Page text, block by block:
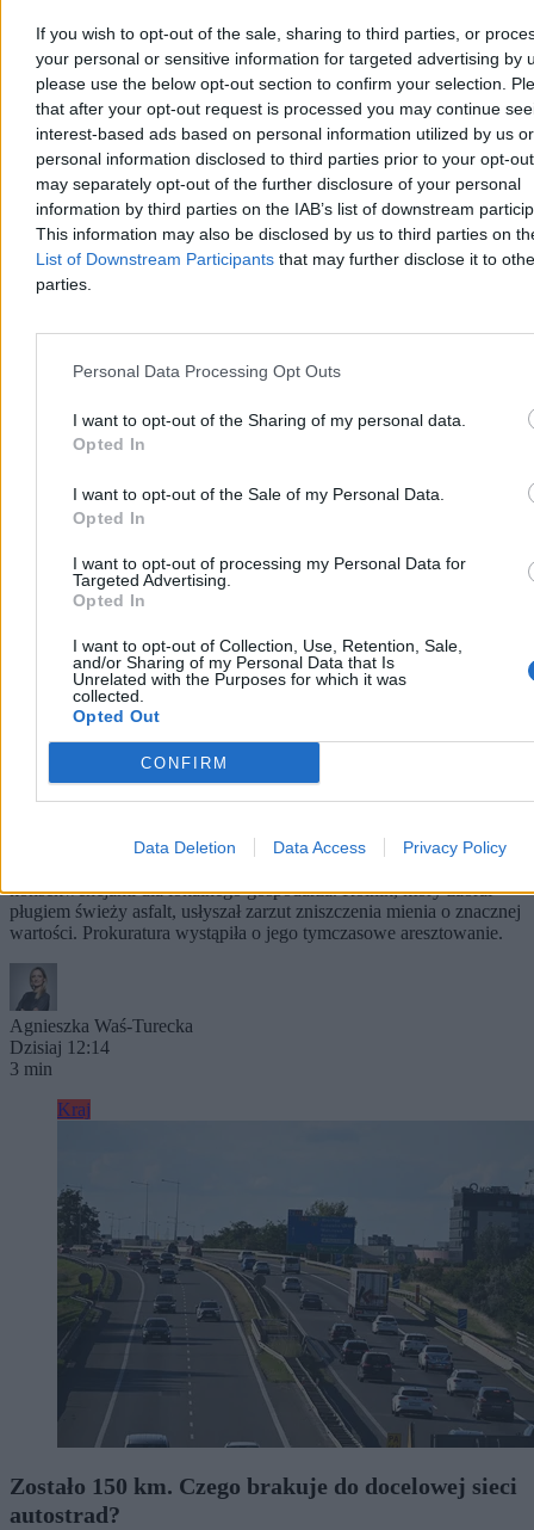
If you wish to opt-out of the sale, sharing to third parties, or
your personal or sensitive information for targeted advertising by
please use the below opt-out section to confirm your selection.
that after your opt-out request is processed you may continue
interest-based ads based on personal information utilized by us or
personal information disclosed to third parties prior to your opt-
may separately opt-out of the further disclosure of your personal
information by third parties on the IAB’s list of downstream
This information may also be disclosed by us to third parties on
List of Downstream Participants that may further disclose it to
parties.
Personal Data Processing Opt Outs
I want to opt-out of the Sharing of my personal data.
Opted In
I want to opt-out of the Sale of my Personal Data.
Opted In
I want to opt-out of processing my Personal Data for
Targeted Advertising.
Opted In
I want to opt-out of Collection, Use, Retention, Sale,
and/or Sharing of my Personal Data that Is
Unrelated with the Purposes for which it was
collected.
Opted Out
CONFIRM
Data Deletion Data Access Privacy Policy
3 min
Reklama
Reklama
Rolnik zaorał nową drogę. Usłyszał zarzut, grozi
mu do 10 lat więzienia
Uszkodzenie nowo wyremontowanej nawierzchni na ulicy
konsekwencjami dla lokalnego gospodarza. Rolnik, który zaorał
pługiem świeży asfalt, usłyszał zarzut zniszczenia mienia o znacznej
wartości. Prokuratura wystąpiła o jego tymczasowe aresztowanie.
Agnieszka Waś-Turecka
Dzisiaj 12:14
3 min
Kraj
Zostało 150 km. Czego brakuje do docelowej sieci
autostrad?